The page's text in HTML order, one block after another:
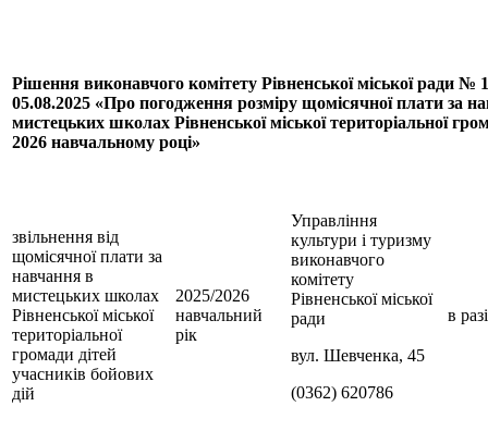
Рішення виконавчого комітету Рівненської міської ради №
05.08.2025 «Про погодження розміру щомісячної плати за
мистецьких школах Рівненської міської територіальної
2026 навчальному році»
звільнення від
щомісячної плати за
навчання в
мистецьких школах
Рівненської міської
територіальної
громади дітей
учасників бойових
дій
2025/2026
навчальний
рік
Управління
культури і туризму
виконавчого
комітету
Рівненської міської
ради
вул. Шевченка, 45
(0362) 620786
в